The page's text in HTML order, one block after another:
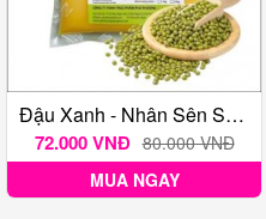
Đậu Xanh - Nhân Sên Sẵn Bánh Trung Thu Phú Thương 1KG
72.000 VNĐ 80.000 VNĐ
MUA NGAY